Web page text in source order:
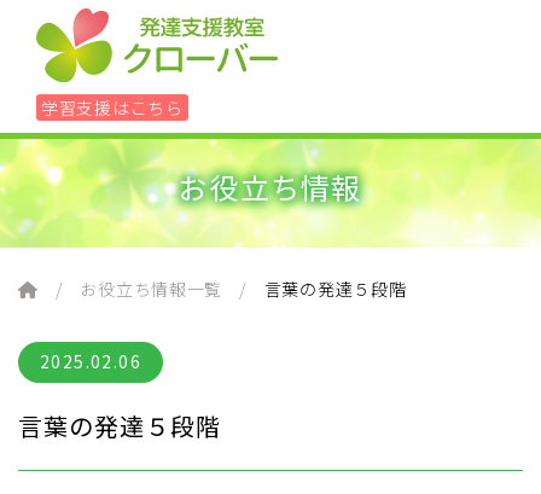
学習支援はこちら
ホーム
学習に悩んだら
90分個別アセスメント＋具体的方針書
お役立ち情報
お役立ち情報一覧 言葉の発達５段階
2025.02.06
言葉の発達５段階